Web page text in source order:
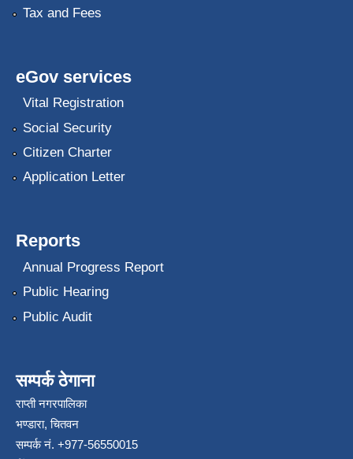
Tax and Fees
eGov services
Vital Registration
Social Security
Citizen Charter
Application Letter
Reports
Annual Progress Report
Public Hearing
Public Audit
सम्पर्क ठेगाना
राप्ती नगरपालिका
भण्डारा, चितवन
सम्पर्क नं. +977-56550015